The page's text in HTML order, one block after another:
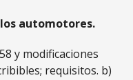
automotores.
y modificaciones
requisitos. b)